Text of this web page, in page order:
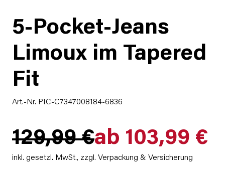
5-Pocket-Jeans
Limoux im Tapered
Fit
Art.-Nr. PIC-C7347008184-6836
129,99 €ab 103,99 €
inkl. gesetzl. MwSt., zzgl. Verpackung & Versicherung